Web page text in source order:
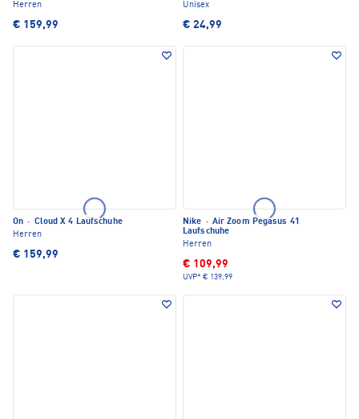
Herren
€ 159,99
Unisex
€ 24,99
On · Cloud X 4 Laufschuhe
Herren
€ 159,99
Nike · Air Zoom Pegasus 41
Laufschuhe
Herren
€ 109,99
UVP* € 139,99